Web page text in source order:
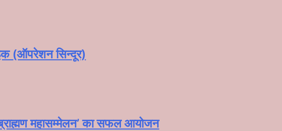
(ऑपरेशन सिन्दूर)
ब्राह्मण‌ महासम्मेलन‌’ का सफल आयोजन